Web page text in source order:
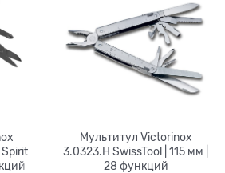
Spirit
Мультитул Victorinox
3.0323.H SwissTool | 115 мм |
28 функций